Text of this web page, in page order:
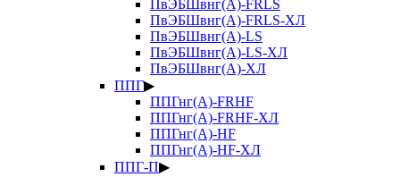
ПвЭБШвнг(А)-FRLS
ПвЭБШвнг(А)-FRLS-ХЛ
ПвЭБШвнг(А)-LS
ПвЭБШвнг(А)-LS-ХЛ
ПвЭБШвнг(А)-ХЛ
ППГ▶
ППГнг(А)-FRHF
ППГнг(А)-FRHF-ХЛ
ППГнг(А)-HF
ППГнг(А)-HF-ХЛ
ППГ-П▶